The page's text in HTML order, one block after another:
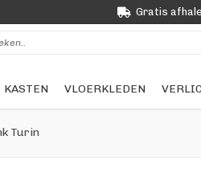
Gratis
KASTEN VLOERKLEDEN
Turin